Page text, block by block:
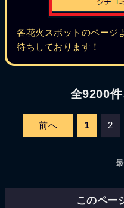
各花火スポットのページ
待ちしております！
全9200
前へ 1 2
このペー